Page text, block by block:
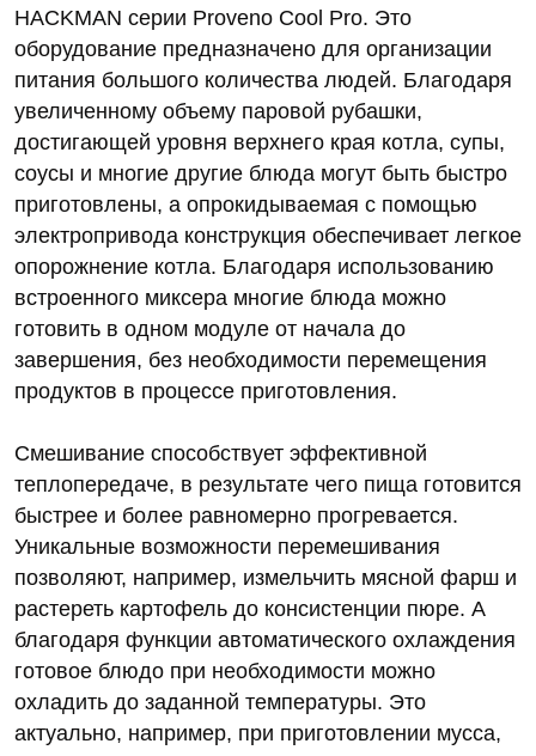
HACKMAN серии Proveno Cool Pro. Это
оборудование предназначено для организации
питания большого количества людей. Благодаря
увеличенному объему паровой рубашки,
достигающей уровня верхнего края котла, супы,
соусы и многие другие блюда могут быть быстро
приготовлены, а опрокидываемая с помощью
электропривода конструкция обеспечивает легкое
опорожнение котла. Благодаря использованию
встроенного миксера многие блюда можно
готовить в одном модуле от начала до
завершения, без необходимости перемещения
продуктов в процессе приготовления.
Смешивание способствует эффективной
теплопередаче, в результате чего пища готовится
быстрее и более равномерно прогревается.
Уникальные возможности перемешивания
позволяют, например, измельчить мясной фарш и
растереть картофель до консистенции пюре. А
благодаря функции автоматического охлаждения
готовое блюдо при необходимости можно
охладить до заданной температуры. Это
актуально, например, при приготовлении мусса,